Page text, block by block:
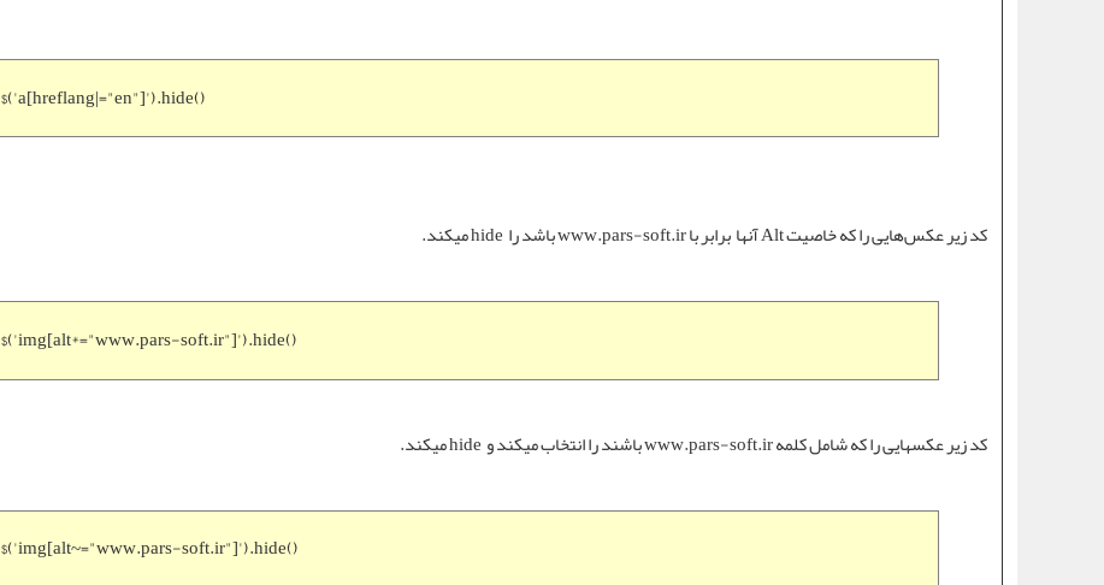
$('a[hreflang|="en"]').hide()
کد زیر عکس‌هایی را که خاصیت Alt آنها برابر با www.pars-soft.irباشد را hide میکند.
$('img[alt*="www.pars-soft.ir"]').hide()
کد زیر عکسهایی را که شامل کلمهwww.pars-soft.irباشند را انتخاب میکند و hide میکند.
$('img[alt~="www.pars-soft.ir"]').hide()